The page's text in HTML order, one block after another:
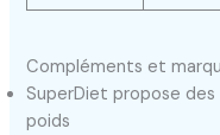
Compléments et
SuperDiet propose
poids